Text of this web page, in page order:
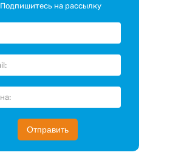
Подпишитесь на рассылку
Отправить